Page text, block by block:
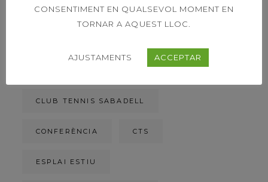
ACTIVITATS DIRIGIDES BIOSPHERE
CLUB TENNIS SABADELL
CONFERÈNCIA CTS
ESPLAI ESTIU
CONSENTIMENT EN QUALSEVOL MOMENT EN
TORNAR A AQUEST LLOC.
AJUSTAMENTS ACCEPTAR